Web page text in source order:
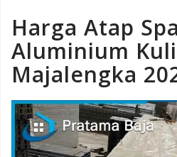
Harga Atap
Aluminium
Majalengka